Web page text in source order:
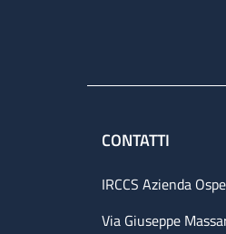
CONTATTI
IRCCS Azienda
Via Giuseppe